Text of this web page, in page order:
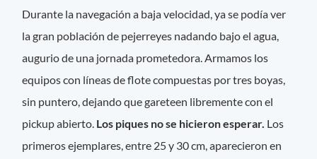
Durante la navegación a baja velocidad, ya se podía ver
la gran población de pejerreyes nadando bajo el agua,
augurio de una jornada prometedora. Armamos los
equipos con líneas de flote compuestas por tres boyas,
sin puntero, dejando que gareteen libremente con el
pickup abierto. Los piques no se hicieron esperar. Los
primeros ejemplares, entre 25 y 30 cm, aparecieron en